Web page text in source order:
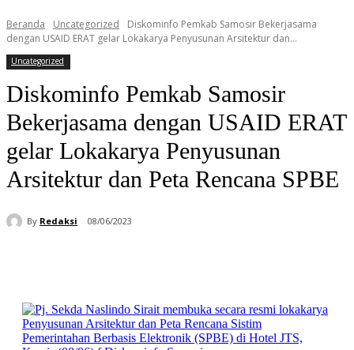
Beranda Uncategorized
Diskominfo Pemkab Samosir Bekerjasama
dengan USAID ERAT gelar Lokakarya Penyusunan Arsitektur dan...
Uncategorized
Diskominfo Pemkab Samosir
Bekerjasama dengan USAID ERAT
gelar Lokakarya Penyusunan
Arsitektur dan Peta Rencana SPBE
By Redaksi 08/06/2023